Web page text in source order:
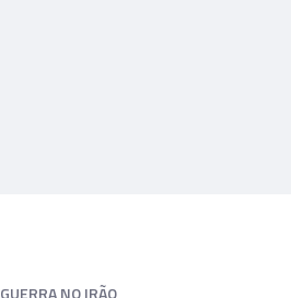
GUERRA NO IRÃO